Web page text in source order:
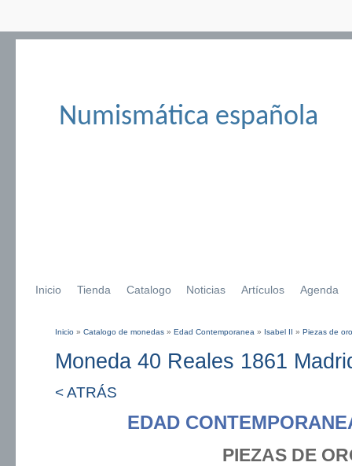
Numismática española
Inicio Tienda Catalogo Noticias Artículos Agenda
Inicio » Catalogo de monedas » Edad Contemporanea » Isabel II » Piezas de oro
Moneda 40 Reales 1861
< ATRÁS
EDAD
PIEZAS DE